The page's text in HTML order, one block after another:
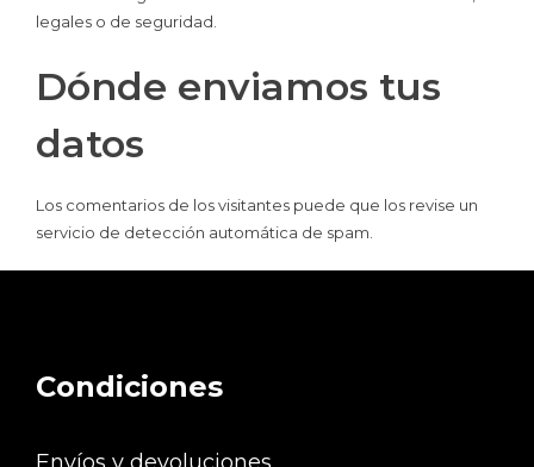
legales o de seguridad.
Dónde enviamos tus
datos
Los comentarios de los visitantes puede que los revise un
servicio de detección automática de spam.
Condiciones